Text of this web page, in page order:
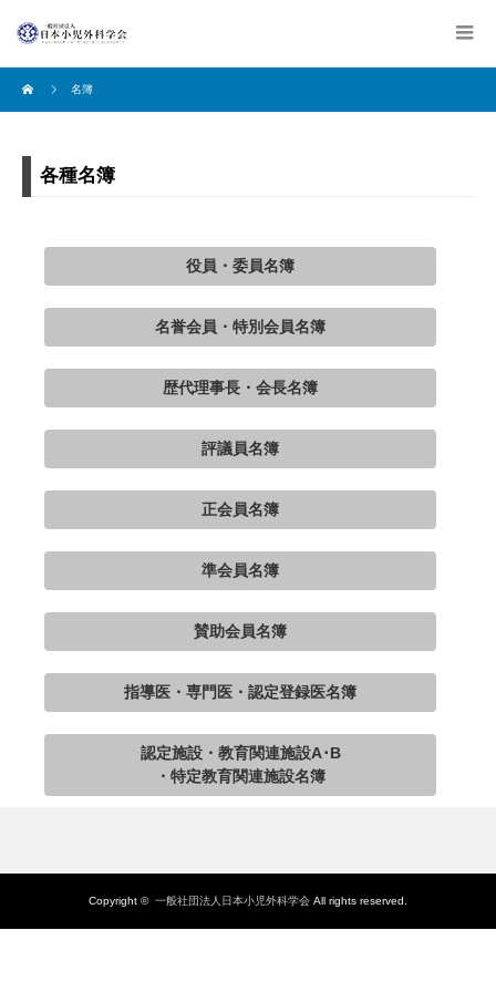
名簿
各種名簿
役員・委員名簿
名誉会員・特別会員名簿
歴代理事長・会長名簿
評議員名簿
正会員名簿
準会員名簿
賛助会員名簿
指導医・専門医・認定登録医名簿
認定施設・教育関連施設A･B
・特定教育関連施設名簿
Copyright © 一般社団法人日本小児外科学会 All rights reserved.